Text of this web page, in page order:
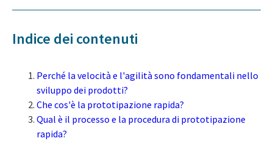
Indice dei contenuti
Perché la velocità e l'agilità sono fondamentali nello
sviluppo dei prodotti?
Che cos'è la prototipazione rapida?
Qual è il processo e la procedura di prototipazione
rapida?